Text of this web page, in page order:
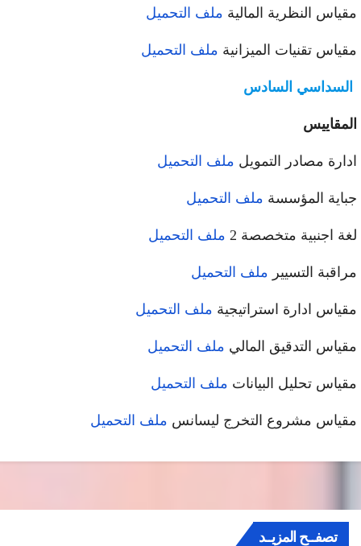
النظرية الماليةملف التحميل
تقنيات الميزانيةملف التحميل
السادس
مصادر التمويلملف التحميل
المؤسسةملف التحميل
اجنبية متخصصة 2 ملف التحميل
التسييرملف التحميل
ادارة استراتيجيةملف التحميل
التدقيق الماليملف التحميل
تحليل البياناتملف التحميل
مشروع التخرج ليسانسملف التحميل
تصفــح المزيــد